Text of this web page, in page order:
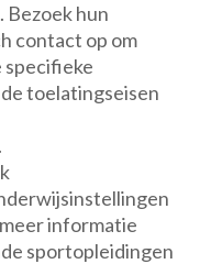
Bezoek hun
contact op om
toelatingseisen
informatie
sportopleidingen